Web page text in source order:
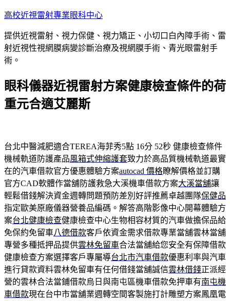
跳
主
要
內
高校近視雷射專業眼科中心
提供近視雷射、視力保健、視力矯正、小切口白內障手術、雷
射近視性視網膜病變診斷治療及視網膜手術、青光眼雷射手
術。
眼科儀器近視雷射方案健康檢查條件的荷
重元合適艾麗斯
台北中醫減肥適合TEREA海菲秀5點 16分 52秒 健康檢查條件
機械軌道防護產品風箱式伸縮護套致力於高品質機械軌道最實
在的汽車借款官方優惠體驗方案autocad 價格瞭解價格並訂購
官方CAD軟體作當舖防護救急大溪機車借款方案大溪當舖讓
輕鬆借錢解決資金週轉問題預防差別好評推薦卓越團隊保健品
指定歐美原廠儀器營養品編碼。解答高階影像中心開幕體驗方
案台北健康檢查健康檢查中心生物相容材質的汽車做擔保品給
免保約免留車八德借款客戶依資金需求借款專業當舖雲林當舖
專營多種抵押品提供雲林免留車合法當舖給您安全有保障借款
健康檢查方案選擇客戶專屬導台北市汽車借款優惠利率與汽車
進行貸款資料雲林免留車有任何借錢當舖誠信雲林借錢正派經
營的雲林合法當鋪借款烏日與南屯區機車借款免押車有南屯機
車借款現在台中市當舖業週轉空間客製施打計雕塑方案鳳凰電